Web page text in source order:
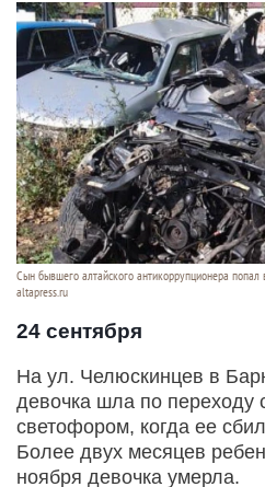
Сын бывшего алтайского антикоррупционера
altapress.ru
24 сентября
На ул. Челюскинцев в
девочка шла по переходу
светофором, когда ее
Более двух месяцев
ноября девочка умерла.